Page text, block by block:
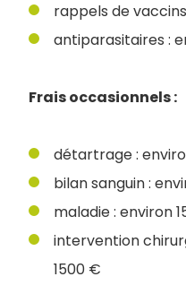
rappels de
antiparasitaires :
Frais occasionnels :
détartrage :
bilan sanguin :
maladie : environ
intervention
1500 €